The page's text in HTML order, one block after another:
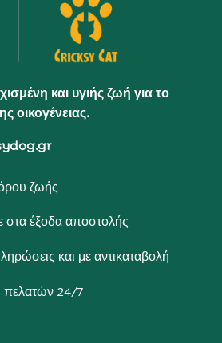
και υγιής ζωή για το
οικογένειας.
ζωής
στα έξοδα αποστολής
και με αντικαταβολή
πελατών 24/7